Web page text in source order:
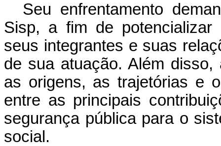
Seu enfrentamento
Sisp, a fim de potencializar
seus integrantes e suas
de sua atuação. Além
as origens, as trajetórias e
entre as principais
segurança pública para o
social.